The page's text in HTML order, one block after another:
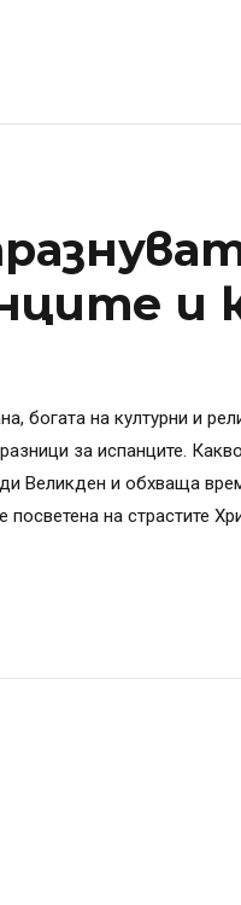
и
богата на културни и
за испанците.
Великден и обхваща
посветена на страстите